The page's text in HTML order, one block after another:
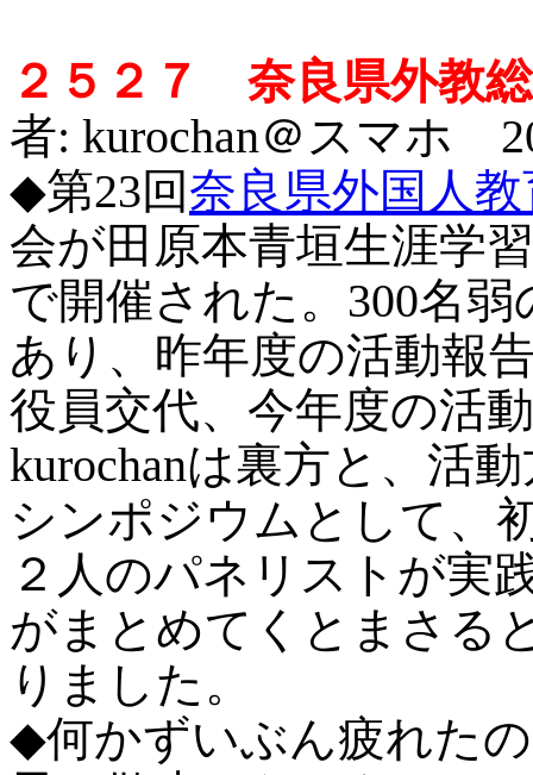
２５２７ 奈良県外教
者: kurochan＠スマホ
◆第23回奈良県外国人
会が田原本青垣生涯学
で開催された。300名弱
あり、昨年度の活動報
役員交代、今年度の活
kurochanは裏方と、活
シンポジウムとして、
２人のパネリストが実
がまとめてくとまさる
りました。
◆何かずいぶん疲れた